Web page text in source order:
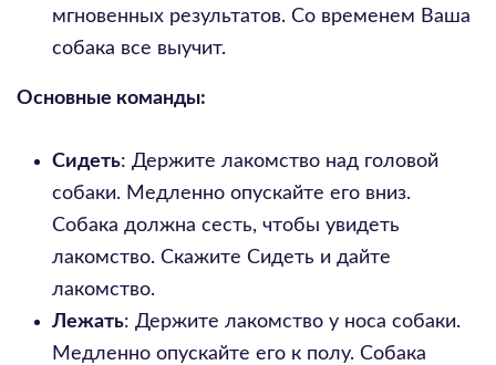
мгновенных результатов. Со временем Ваша
собака все выучит.
Основные команды:
Сидеть: Держите лакомство над головой
собаки. Медленно опускайте его вниз.
Собака должна сесть, чтобы увидеть
лакомство. Скажите Сидеть и дайте
лакомство.
Лежать: Держите лакомство у носа собаки.
Медленно опускайте его к полу. Собака